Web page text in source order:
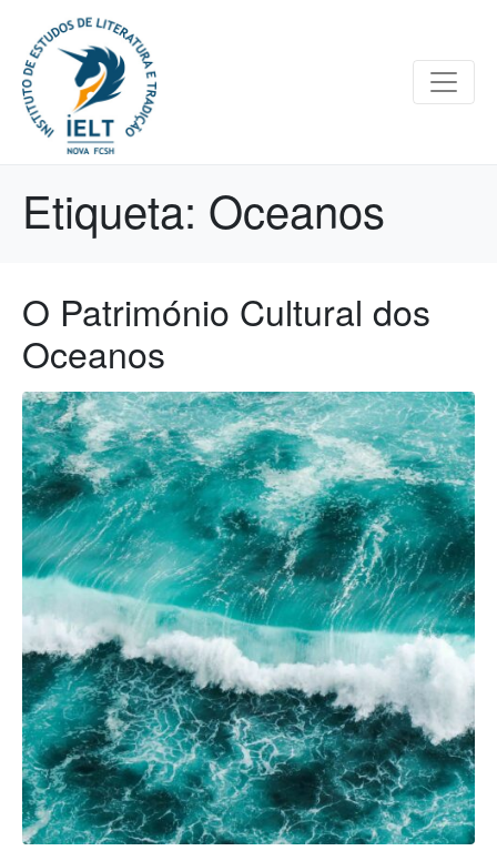
Etiqueta: Oceanos
O Património Cultural dos
Oceanos